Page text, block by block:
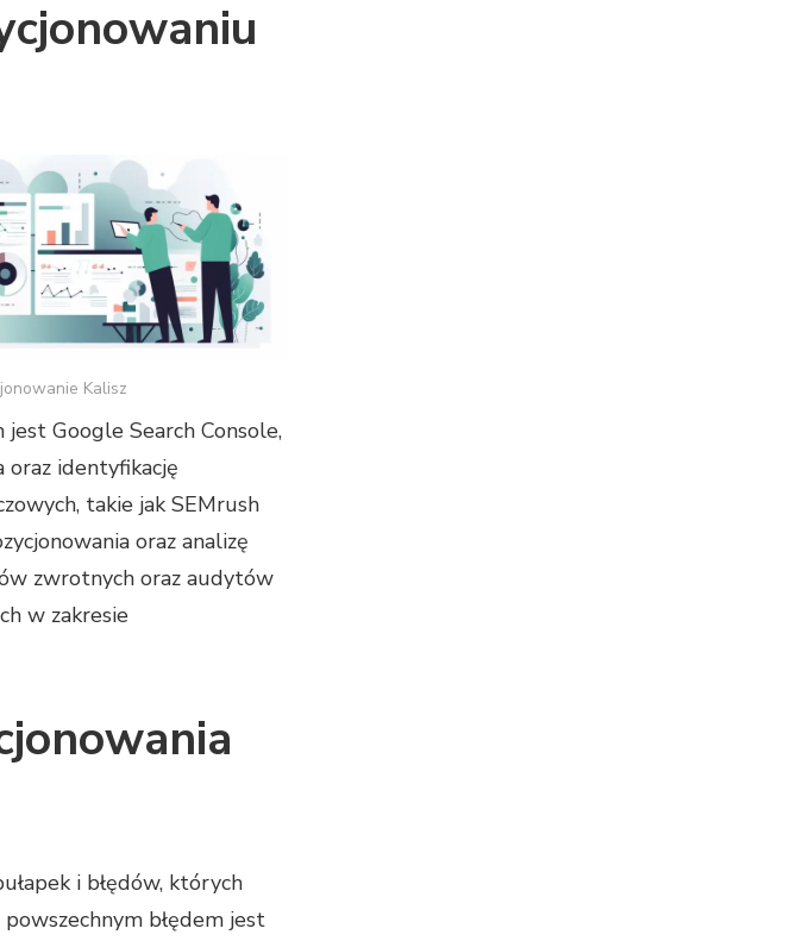
Kalisz
Google Search Console,
identyfikację
takie jak SEMrush
oraz analizę
zwrotnych oraz audytów
w zakresie
i błędów, których
błędem jest